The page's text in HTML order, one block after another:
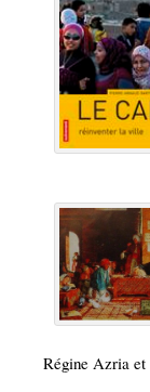
Régine Azria